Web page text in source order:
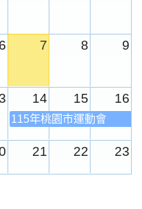
6 7 8 9
14 15 16
115年桃園市運動會
21 22 23